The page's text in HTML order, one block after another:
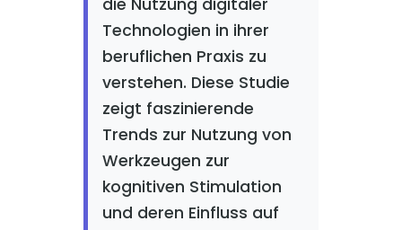
die Nutzung digitaler
Technologien in ihrer
beruflichen Praxis zu
verstehen. Diese Studie
zeigt faszinierende
Trends zur Nutzung von
Werkzeugen zur
kognitiven Stimulation
und deren Einfluss auf